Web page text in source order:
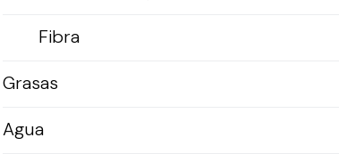
Fibra
Grasas
Agua